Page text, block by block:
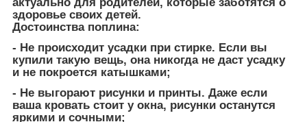
здоровье своих детей.
Достоинства поплина:
- Не происходит усадки при стирке. Если вы
купили такую вещь, она никогда не даст усадку
и не покроется катышками;
- Не выгорают рисунки и принты. Даже если
ваша кровать стоит у окна, рисунки останутся
яркими и сочными;